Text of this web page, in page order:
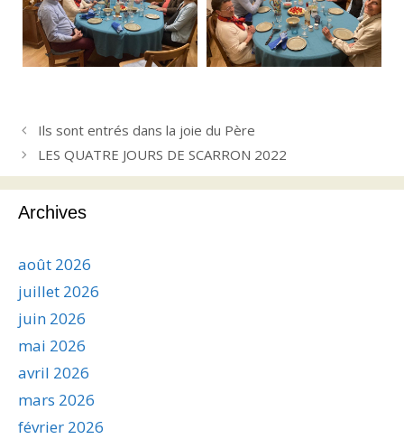
Ils sont entrés dans la joie du Père
LES QUATRE JOURS DE SCARRON 2022
Archives
août 2026
juillet 2026
juin 2026
mai 2026
avril 2026
mars 2026
février 2026